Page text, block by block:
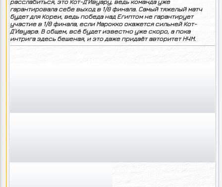
гарантировала себе выход в 1/8 финала. Самый тяжелый матч
будет для Кореи, ведь победа над Египтом не гарантирует
участие в 1/8 финала, если Марокко окажется сильнейКот-
Д'Ивуара. В общем, всё будет известно уже скоро, а пока
интрига здесь бешеная, и это даже придаёт авторитет НЧМ.